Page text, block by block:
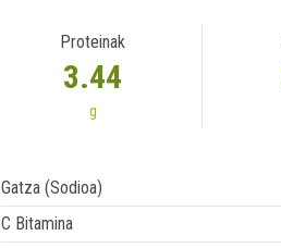
Proteinak
3.44
g
Gatza (Sodioa)
C Bitamina